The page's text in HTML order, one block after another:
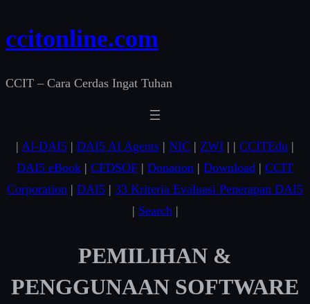
to
ccitonline.com
CCIT – Cara Cerdas Ingat Tuhan
| AI-DAI5 | DAI5 AI Agents | NIC | ZWI | | CCITEdu |
DAI5 eBook | CFDSOF | Donation | Download | CCIT
Corporation | DAI5 | 33 Kriteria Evaluasi Penerapan DAI5
| Search|
PEMILIHAN &
PENGGUNAAN SOFTWARE